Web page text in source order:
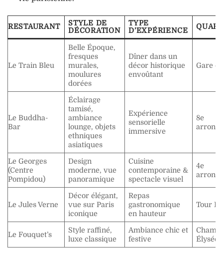
RESTAURANT
STYLE DE
DÉCORATION
TYPE
D’EXPÉRIENCE
Le Train Bleu
Belle Époque,
fresques
murales,
moulures
dorées
Dîner dans un
décor historique
envoûtant
Gare
Le Buddha-
Bar
Éclairage
tamisé,
ambiance
lounge, objets
ethniques
asiatiques
Expérience
sensorielle
immersive
8e
Le Georges
(Centre
Pompidou)
Design
moderne, vue
panoramique
Cuisine
contemporaine &
spectacle visuel
4e
Le Jules Verne
Décor élégant,
vue sur Paris
iconique
Repas
gastronomique
en hauteur
Tour
Le Fouquet’s
Style raffiné,
luxe classique
Ambiance chic et
festive
Élysées